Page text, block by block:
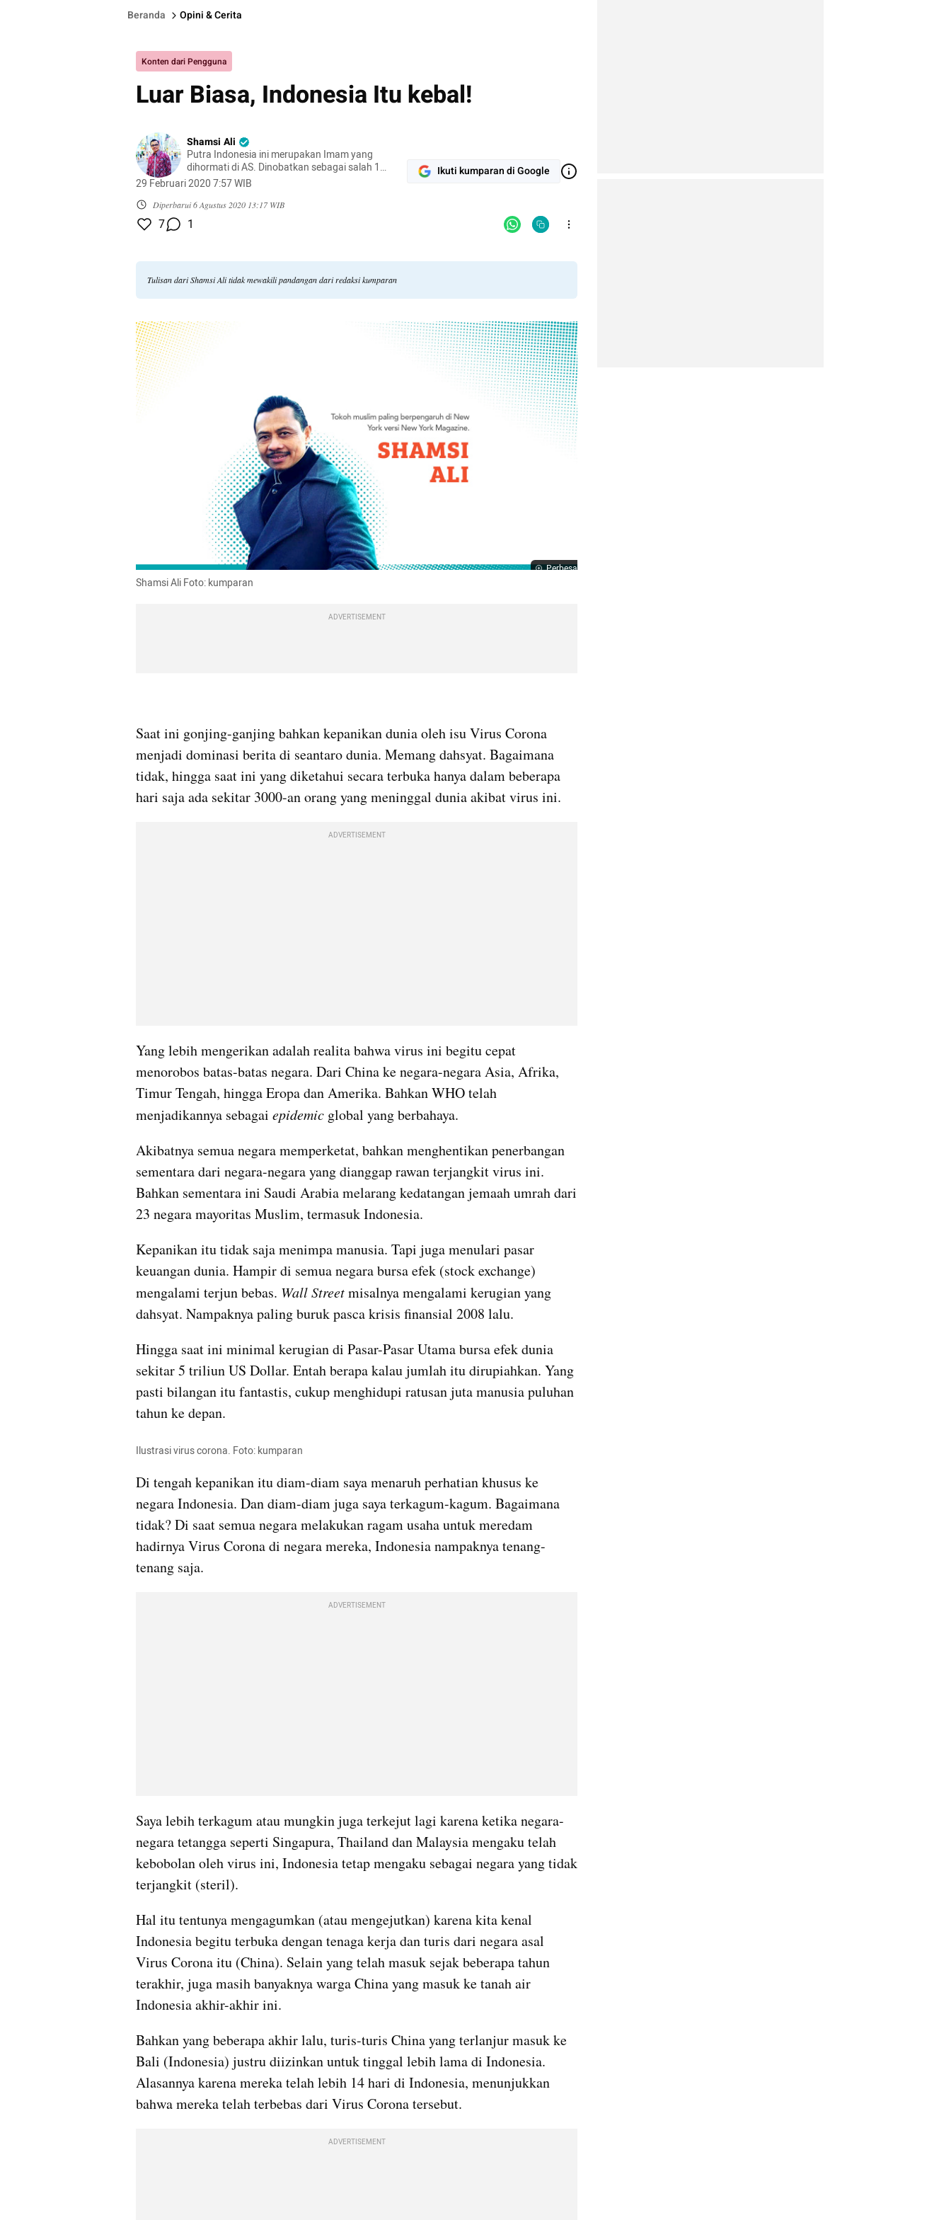
Beranda Opini & Cerita
Konten dari Pengguna
Luar Biasa, Indonesia Itu kebal!
Shamsi Ali
Putra Indonesia ini merupakan Imam yang
dihormati di AS. Dinobatkan sebagai salah 1
tokoh agama berpengaruh di New York.
29 Februari 2020 7:57 WIB
Diperbarui6 Agustus 2020 13:17 WIB
Ikuti kumparan di Google
7 1
Tulisan dari Shamsi Ali tidak mewakili pandangan dari redaksi kumparan
Perbesar
Shamsi Ali Foto: kumparan
ADVERTISEMENT
Saat ini gonjing-ganjing bahkan kepanikan dunia oleh isu Virus Corona
menjadi dominasi berita di seantaro dunia. Memang dahsyat. Bagaimana
tidak, hingga saat ini yang diketahui secara terbuka hanya dalam beberapa
hari saja ada sekitar 3000-an orang yang meninggal dunia akibat virus ini.
ADVERTISEMENT
menorobos batas-batas negara. Dari China ke negara-negara Asia, Afrika,
Timur Tengah, hingga Eropa dan Amerika. Bahkan WHO telah
menjadikannya sebagai epidemic global yang berbahaya.
Akibatnya semua negara memperketat, bahkan menghentikan penerbangan
sementara dari negara-negara yang dianggap rawan terjangkit virus ini.
Bahkan sementara ini Saudi Arabia melarang kedatangan jemaah umrah dari
23 negara mayoritas Muslim, termasuk Indonesia.
Kepanikan itu tidak saja menimpa manusia. Tapi juga menulari pasar
keuangan dunia. Hampir di semua negara bursa efek (stock exchange)
mengalami terjun bebas. Wall Street misalnya mengalami kerugian yang
dahsyat. Nampaknya paling buruk pasca krisis finansial 2008 lalu.
Hingga saat ini minimal kerugian di Pasar-Pasar Utama bursa efek dunia
sekitar 5 triliun US Dollar. Entah berapa kalau jumlah itu dirupiahkan. Yang
pasti bilangan itu fantastis, cukup menghidupi ratusan juta manusia puluhan
tahun ke depan.
Ilustrasi virus corona. Foto: kumparan
Di tengah kepanikan itu diam-diam saya menaruh perhatian khusus ke
negara Indonesia. Dan diam-diam juga saya terkagum-kagum. Bagaimana
tidak? Di saat semua negara melakukan ragam usaha untuk meredam
hadirnya Virus Corona di negara mereka, Indonesia nampaknya tenang-
tenang saja.
ADVERTISEMENT
Saya lebih terkagum atau mungkin juga terkejut lagi karena ketika negara-
negara tetangga seperti Singapura, Thailand dan Malaysia mengaku telah
kebobolan oleh virus ini, Indonesia tetap mengaku sebagai negara yang tidak
terjangkit (steril).
Hal itu tentunya mengagumkan (atau mengejutkan) karena kita kenal
Indonesia begitu terbuka dengan tenaga kerja dan turis dari negara asal
Virus Corona itu (China). Selain yang telah masuk sejak beberapa tahun
terakhir, juga masih banyaknya warga China yang masuk ke tanah air
Indonesia akhir-akhir ini.
Bahkan yang beberapa akhir lalu, turis-turis China yang terlanjur masuk ke
Bali (Indonesia) justru diizinkan untuk tinggal lebih lama di Indonesia.
Alasannya karena mereka telah lebih 14 hari di Indonesia, menunjukkan
bahwa mereka telah terbebas dari Virus Corona tersebut.
ADVERTISEMENT